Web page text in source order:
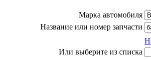
Марка автомобиля
Название или номер запчасти
Или выберите из списка